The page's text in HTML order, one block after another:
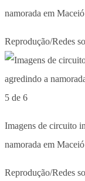
namorada em
Reprodução/Redes
5 de 6
Imagens de circuito
namorada em
Reprodução/Redes